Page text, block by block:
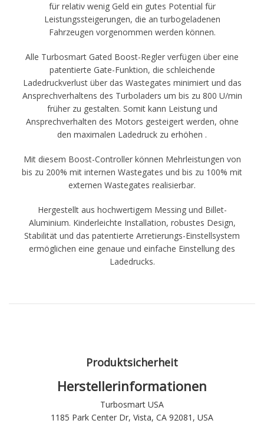
für relativ wenig Geld ein gutes Potential für
Leistungssteigerungen, die an turbogeladenen
Fahrzeugen vorgenommen werden können.
Alle Turbosmart Gated Boost-Regler verfügen über eine
patentierte Gate-Funktion, die schleichende
Ladedruckverlust über das Wastegates minimiert und das
Ansprechverhaltens des Turboladers um bis zu 800 U/min
früher zu gestalten. Somit kann Leistung und
Ansprechverhalten des Motors gesteigert werden, ohne
den maximalen Ladedruck zu erhöhen .
Mit diesem Boost-Controller können Mehrleistungen von
bis zu 200% mit internen Wastegates und bis zu 100% mit
externen Wastegates realisierbar.
Hergestellt aus hochwertigem Messing und Billet-
Aluminium. Kinderleichte Installation, robustes Design,
Stabilität und das patentierte Arretierungs-Einstellsystem
ermöglichen eine genaue und einfache Einstellung des
Ladedrucks.
Produktsicherheit
Herstellerinformationen
Turbosmart USA
1185 Park Center Dr, Vista, CA 92081, USA